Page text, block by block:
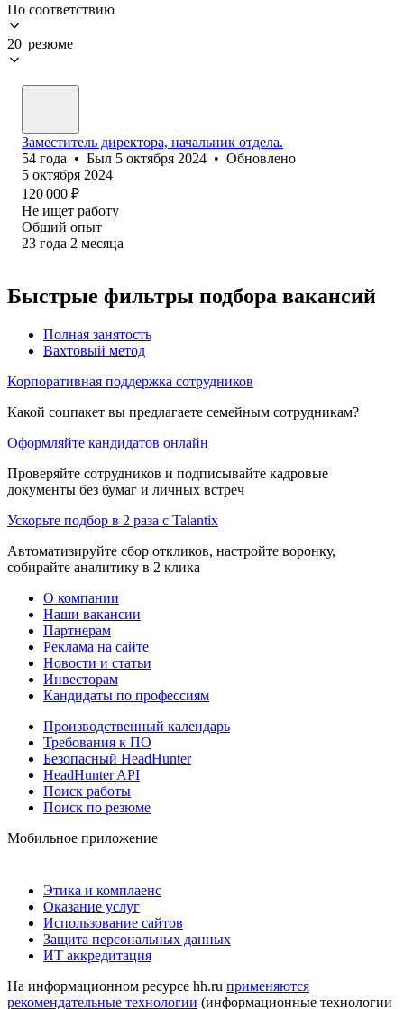
По соответствию
20 резюме
Заместитель директора, начальник отдела.
54 года • Был 5 октября 2024 • Обновлено
5 октября 2024
120 000 ₽
Не ищет работу
Общий опыт
23 года 2 месяца
Быстрые фильтры подбора вакансий
Полная занятость
Вахтовый метод
Корпоративная поддержка сотрудников
Какой соцпакет вы предлагаете семейным сотрудникам?
Оформляйте кандидатов онлайн
Проверяйте сотрудников и подписывайте кадровые
документы без бумаг и личных встреч
Ускорьте подбор в 2 раза с Talantix
Автоматизируйте сбор откликов, настройте воронку,
собирайте аналитику в 2 клика
О компании
Наши вакансии
Партнерам
Реклама на сайте
Новости и статьи
Инвесторам
Кандидаты по профессиям
Производственный календарь
Требования к ПО
Безопасный HeadHunter
HeadHunter API
Поиск работы
Поиск по резюме
Мобильное приложение
Этика и комплаенс
Оказание услуг
Использование сайтов
Защита персональных данных
ИТ аккредитация
На информационном ресурсе hh.ru применяются
рекомендательные технологии (информационные технологии